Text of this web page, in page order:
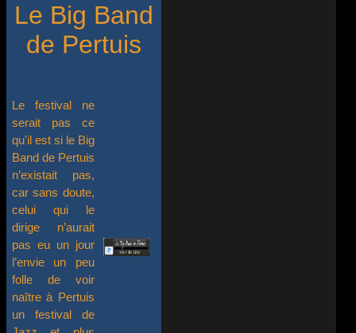
Le Big Band
de Pertuis
Le festival ne
serait pas ce
qu'il est si le Big
Band de Pertuis
n’existait pas,
car sans doute,
celui qui le
dirige n’aurait
pas eu un jour
l’envie un peu
folle de voir
naître à Pertuis
un festival de